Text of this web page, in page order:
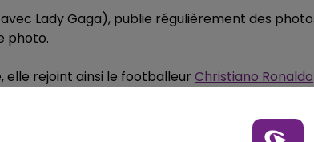
LE CLUB
Lady Gaga), publie régulièrement des
photo.
rejoint ainsi le footballeur Christiano Ronaldo
plus de "200 millions d'abonnés".